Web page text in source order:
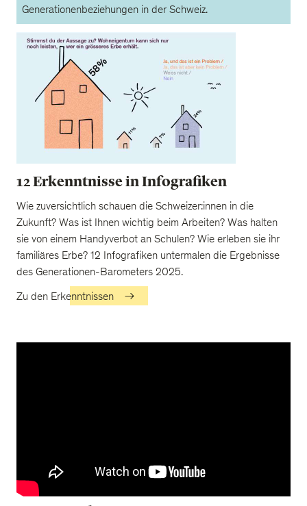
Generationenbeziehungen in der Schweiz.
12 Erkenntnisse in Infografiken
Wie zuversichtlich schauen die Schweizer:innen in die
Zukunft? Was ist Ihnen wichtig beim Arbeiten? Was halten
sie von einem Handyverbot an Schulen? Wie erleben sie ihr
familiäres Erbe? 12 Infografiken untermalen die Ergebnisse
des Generationen-Barometers 2025.
Zu den Erkenntnissen